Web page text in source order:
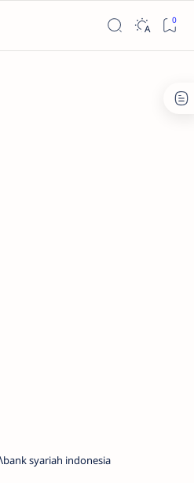
bank syariah indonesia